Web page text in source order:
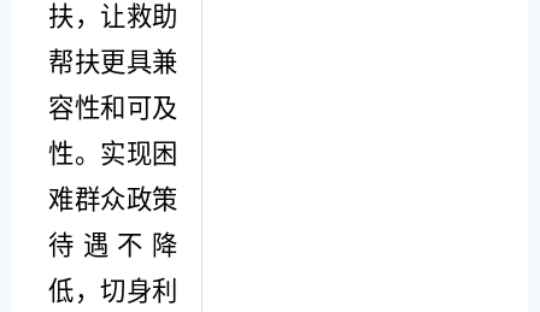
扶，让救助
帮扶更具兼
容性和可及
性。 实现困
难群众政策
待遇不降
低，切身利